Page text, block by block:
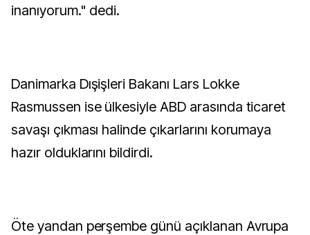
inanıyorum." dedi.
Danimarka Dışişleri Bakanı Lars Lokke
Rasmussen ise ülkesiyle ABD arasında ticaret
savaşı çıkması halinde çıkarlarını korumaya
hazır olduklarını bildirdi.
Öte yandan perşembe günü açıklanan Avrupa